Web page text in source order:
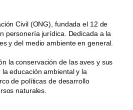
Civil (ONG), fundada el 12 de
personería jurídica. Dedicada a la
y del medio ambiente en general.
la conservación de las aves y sus
educación ambiental y la
de políticas de desarrollo
naturales.